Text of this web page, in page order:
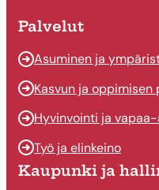
Palvelut
Asuminen ja
Kasvun ja oppimisen
Hyvinvointi ja
Työ ja elinkeino
Kaupunki ja